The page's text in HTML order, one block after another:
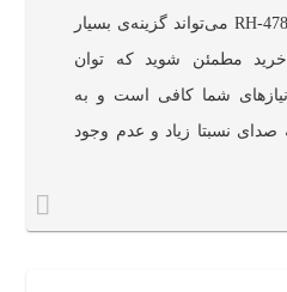
کوچک هستید، رونیکس RH-4781 می‌تواند گزینه‌ی بسیار
مطمئن شوید که توان
برای نیازهای شما کافی است و به
نسبتا زیاد و عدم وجود